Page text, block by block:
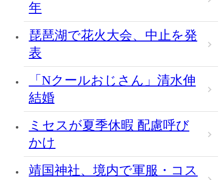
年
琵琶湖で花火大会、中止を発
表
「Nクールおじさん」清水伸
結婚
ミセスが夏季休暇 配慮呼び
かけ
靖国神社、境内で軍服・コス